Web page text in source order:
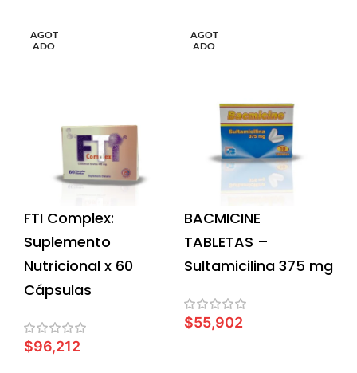
AGOT
ADO
FTI Complex:
Suplemento
Nutricional x 60
Cápsulas
$96,212
AGOT
ADO
BACMICINE
TABLETAS –
Sultamicilina 375 mg
$55,902